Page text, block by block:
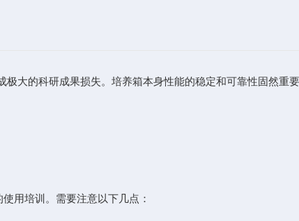
大的科研成果损失。培养箱本身性能的稳定和可靠性固然重
用培训。需要注意以下几点：